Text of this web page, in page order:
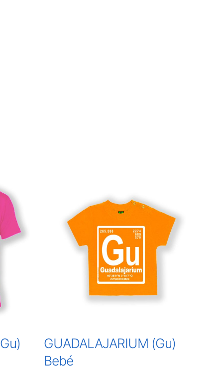
GUADALAJARIUM (Gu)
Bebé